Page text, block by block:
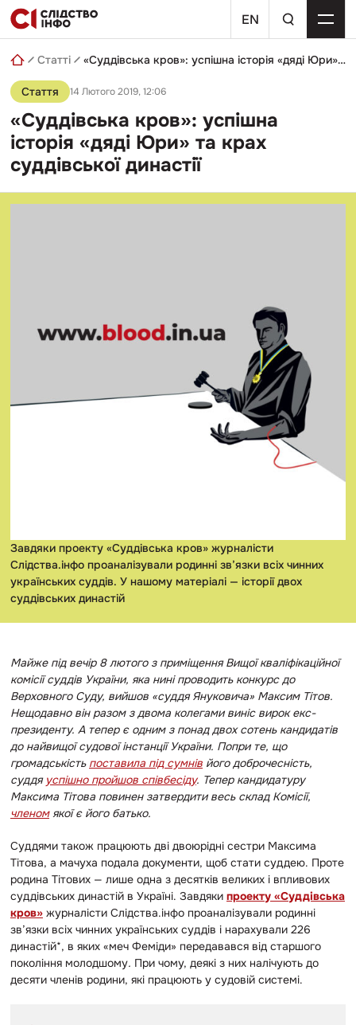
Skip
to
content
EN
пошуковий
запит
Статті «Суддівська кров»: успішна історія «дяді Юри» та крах суддівської династії
Стаття 14 Лютого 2019, 12:06
«Суддівська кров»: успішна
історія «дяді Юри» та крах
суддівської династії
Завдяки проекту «Суддівська кров» журналісти
Слідства.інфо проаналізували родинні зв’язки всіх чинних
українських суддів. У нашому матеріалі — історії двох
суддівських династій
Майже під вечір 8 лютого з приміщення Вищої кваліфікаційної
комісії суддів України, яка нині проводить конкурс до
Верховного Суду, вийшов «суддя Януковича» Максим Тітов.
Нещодавно він разом з двома колегами виніс вирок екс-
президенту. А тепер є одним з понад двох сотень кандидатів
до найвищої судової інстанції України. Попри те, що
громадськість поставила під сумнів його доброчесність,
суддя успішно пройшов співбесіду. Тепер кандидатуру
Максима Тітова повинен затвердити весь склад Комісії,
членомякої є його батько.
Суддями також працюють дві двоюрідні сестри Максима
Тітова, а мачуха подала документи, щоб стати суддею. Проте
родина Тітових — лише одна з десятків великих і впливових
суддівських династій в Україні. Завдяки проекту «Суддівська
кров» журналісти Слідства.інфо проаналізували родинні
зв’язки всіх чинних українських суддів і нарахували 226
династій*, в яких «меч Феміди» передавався від старшого
покоління молодшому. При чому, деякі з них налічують до
десяти членів родини, які працюють у судовій системі.